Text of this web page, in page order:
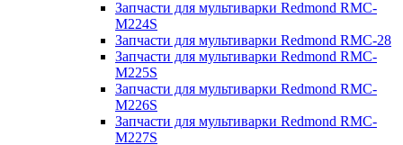
Запчасти для мультиварки Redmond RMC-
M224S
Запчасти для мультиварки Redmond RMC-28
Запчасти для мультиварки Redmond RMC-
M225S
Запчасти для мультиварки Redmond RMC-
M226S
Запчасти для мультиварки Redmond RMC-
M227S